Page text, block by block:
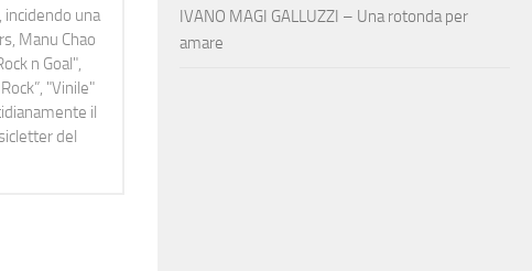
incidendo una
Manu Chao
n Goal",
"Vinile"
il
del
IVANO MAGI GALLUZZI – Una rotonda per
amare